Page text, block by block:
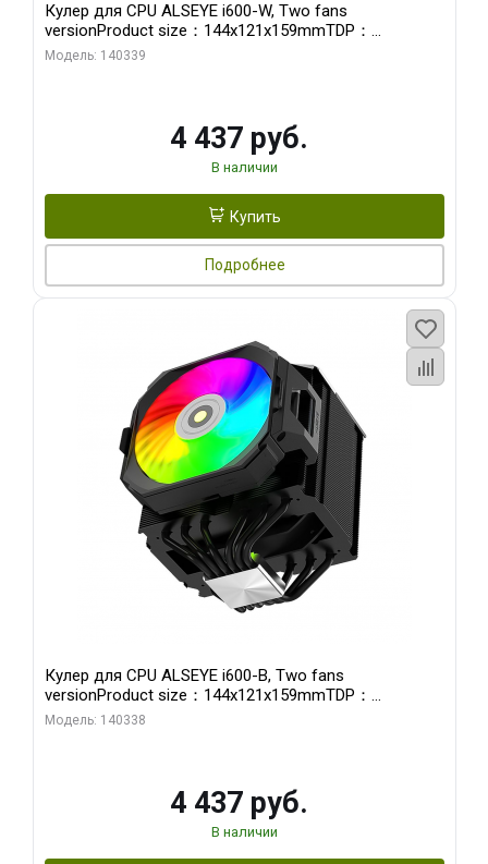
Кулер для CPU ALSEYE i600-W, Two fans
versionProduct size：144x121x159mmTDP：
270WSoldering technology CD textureApplication:Intel：
Модель: 140339
4 437 руб.
В наличии
Купить
Подробнее
Кулер для CPU ALSEYE i600-B, Two fans
versionProduct size：144x121x159mmTDP：
270WSoldering technology CD textureApplication:Intel：
Модель: 140338
4 437 руб.
В наличии